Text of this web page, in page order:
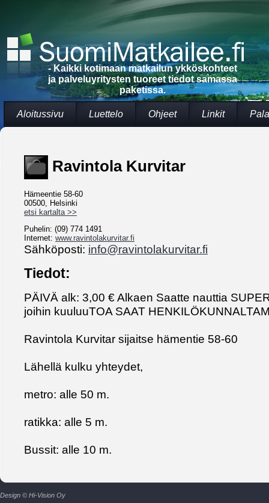
- Kaikki kotimaan matkailun ykköskohteet
ja palveluyritysten tuoreet tiedot samassa
paketissa.
Aloitussivu Luettelo Ohjeet Linkit
Ravintola Kurvitar
Hämeentie 58-60
00500, Helsinki
etsi kartalta >>
Puhelin: (09) 774 1491
Internet: www.ravintolakurvitar.fi
Sähköposti: info@ravintolakurvitar.fi
Tiedot:
PÄIVÄ alk: 3,00 € Alkaen Saatte nauttia
joihin kuuluuTOA SAAT
Ravintola Kurvitar sijaitse hämentie 58-60
Lähellä kulku yhteydet,
metro: alle 50 m.
ratikka: alle 5 m.
Bussit: alle 10 m.
Design © Hi-Vision Oy